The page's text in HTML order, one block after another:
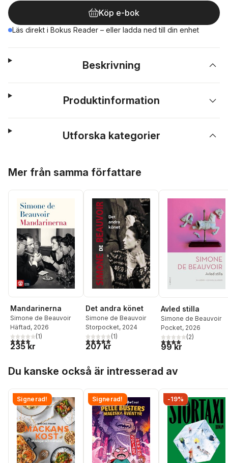
Köp e-bok
Läs direkt i Bokus Reader – eller ladda ned till din enhet
Beskrivning
Produktinformation
Utforska kategorier
Mer från samma författare
Mandarinerna
Simone de Beauvoir
Häftad, 2026
4,0utav 5 stjärnor. Totalt antal röster:
(1)
235 kr
Det andra könet
Simone de Beauvoir
Storpocket, 2024
5,0utav 5 stjärnor. Totalt antal röster:
(1)
207 kr
Avled stilla
Simone de Beauvoir
Pocket, 2026
4,0utav 5 stjärnor.
(2)
99 kr
Du kanske också är intresserad av
Signerad! Signerad! -19%